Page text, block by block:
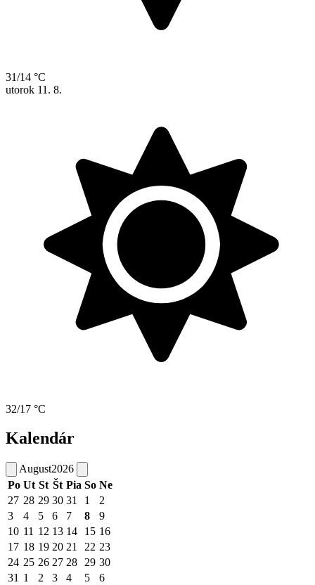
31/14 °C
utorok 11. 8.
32/17 °C
Kalendár
August2026
Po Ut St Št Pia So Ne
27 28 29 30 31 1
2
3
4 5 6 7 8
9
10 11 12 13 14 15 16
17 18 19 20 21 22 23
24 25 26 27 28 29 30
31 1 2 3 4 5 6